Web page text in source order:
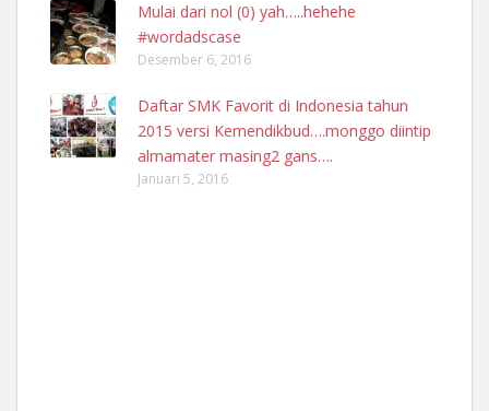
Mulai dari nol (0) yah…..hehehe
#wordadscase
Desember 6, 2016
Daftar SMK Favorit di Indonesia tahun
2015 versi Kemendikbud….monggo diintip
almamater masing2 gans….
Januari 5, 2016